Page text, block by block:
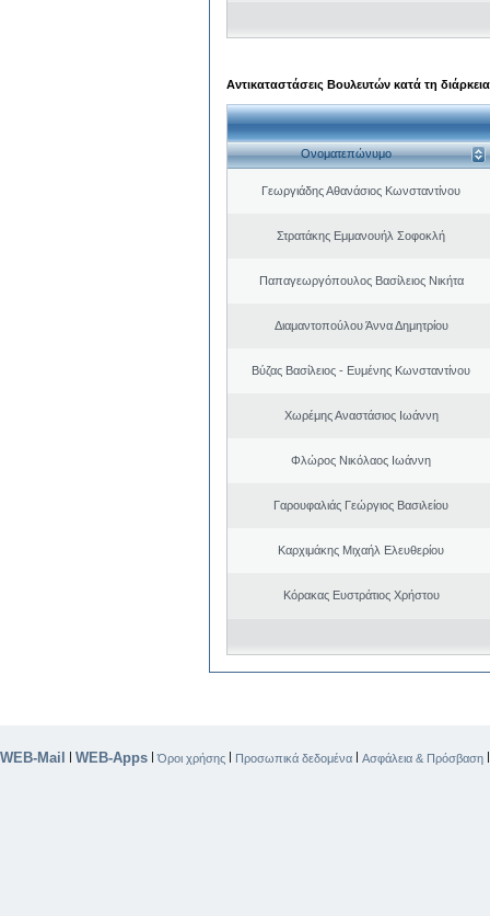
Αντικαταστάσεις Βουλευτών κατά τη
Ονοματεπώνυμο
Γεωργιάδης Αθανάσιος Κωνσταντίνου
Στρατάκης Εμμανουήλ Σοφοκλή
Παπαγεωργόπουλος Βασίλειος Νικήτα
Διαμαντοπούλου Άννα Δημητρίου
Βύζας Βασίλειος - Ευμένης Κωνσταντίνου
Χωρέμης Αναστάσιος Ιωάννη
Φλώρος Νικόλαος Ιωάννη
Γαρουφαλιάς Γεώργιος Βασιλείου
Καρχιμάκης Μιχαήλ Ελευθερίου
Κόρακας Ευστράτιος Χρήστου
WEB-Mail | WEB-Apps |Όροι χρήσης | Προσωπικά δεδομένα | Ασφάλεια & Πρόσβαση